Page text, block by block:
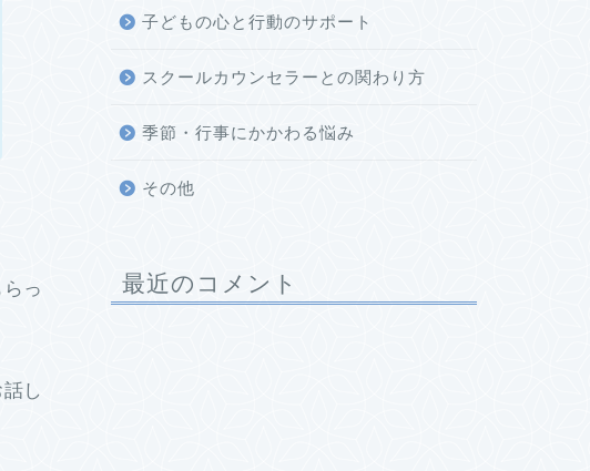
っ
し
子どもの心と行動のサポート
スクールカウンセラーとの関わり方
季節・行事にかかわる悩み
その他
最近のコメント